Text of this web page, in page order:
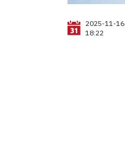
2025-11-16
18:22